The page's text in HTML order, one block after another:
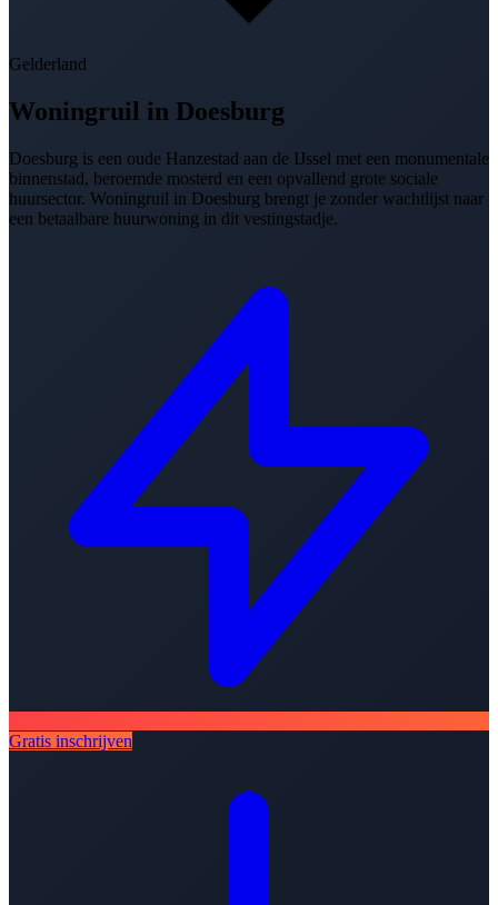
Gelderland
Woningruil in Doesburg
Doesburg is een oude Hanzestad aan de IJssel met een monumentale
binnenstad, beroemde mosterd en een opvallend grote sociale
huursector. Woningruil in Doesburg brengt je zonder wachtlijst naar
een betaalbare huurwoning in dit vestingstadje.
Gratis inschrijven